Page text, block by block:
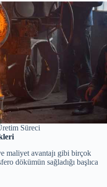
Süreci
maliyet avantajı gibi birçok
dökümün sağladığı başlıca